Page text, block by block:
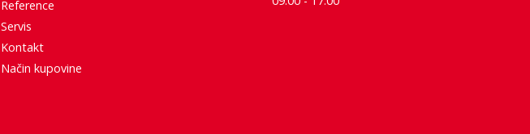
Reference
Servis
Kontakt
Način kupovine